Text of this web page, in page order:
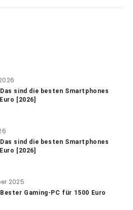
sind die besten Smartphones
[2026]
sind die besten Smartphones
[2026]
2025
Gaming-PC für 1500 Euro